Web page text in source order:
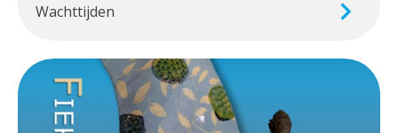
Wachttijden